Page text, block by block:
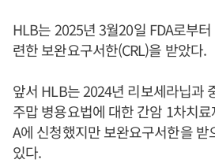
HLB는 2025년 3월20일 FDA로부
련한 보완요구서한(CRL)을 받았다.
앞서 HLB는 2024년 리보세라닙과
주맙 병용요법에 대한 간암 1차치
A에 신청했지만 보완요구서한을 받
있다.